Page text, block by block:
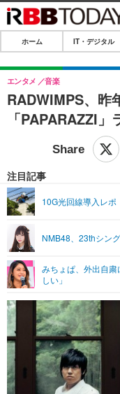
ホーム
IT・デジタル
IT・デジタルTOP
ショッピング
SPEED TEST
エンタメTOP
グラビア
ショッピング
ライフTOP
リリース一覧
プッシュ通知の停止方法
ホーム IT・デジタル
RADWIMPS、昨
「PAPARAZZI
エンタメ 音楽
注目記事
10G光回線導入レポ
NMB48、23thシン
みちょぱ、外出自
しい」